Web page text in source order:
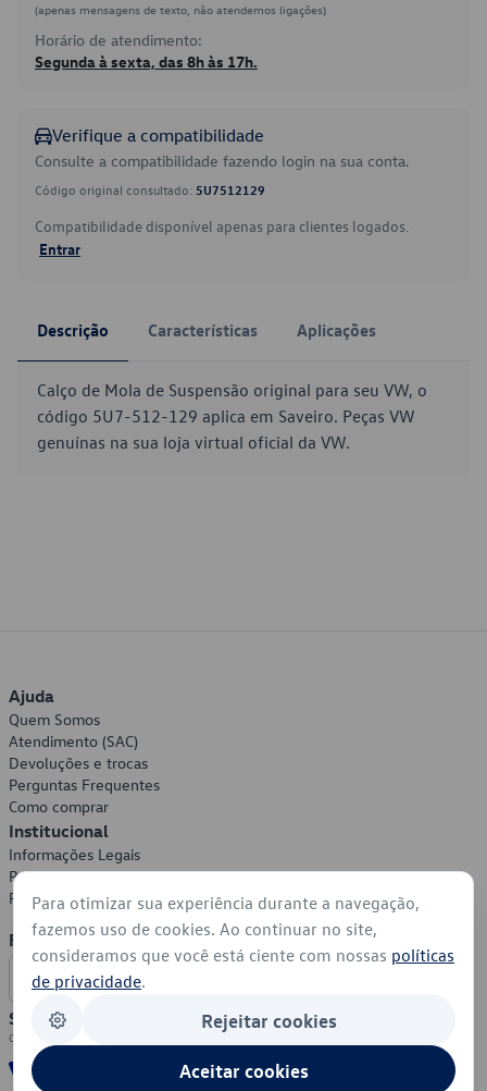
(apenas mensagens de texto, não atendemos ligações)
Horário de atendimento:
Segunda à sexta, das 8h às 17h.
Verifique a compatibilidade
Consulte a compatibilidade fazendo login na sua conta.
Código original consultado: 5U7512129
Compatibilidade disponível apenas para clientes logados.
Entrar
Descrição Características Aplicações
Calço de Mola de Suspensão original para seu VW, o
código 5U7-512-129 aplica em Saveiro. Peças VW
genuínas na sua loja virtual oficial da VW.
Ajuda
Quem Somos
Atendimento (SAC)
Devoluções e trocas
Perguntas Frequentes
Como comprar
Institucional
Informações Legais
Política de Privacidade
Política de Cookies
Formas de Pagamento
Segurança
Para otimizar sua experiência durante a navegação,
fazemos uso de cookies. Ao continuar no site,
consideramos que você está ciente com nossas políticas
de privacidade.
Rejeitar cookies
Aceitar cookies